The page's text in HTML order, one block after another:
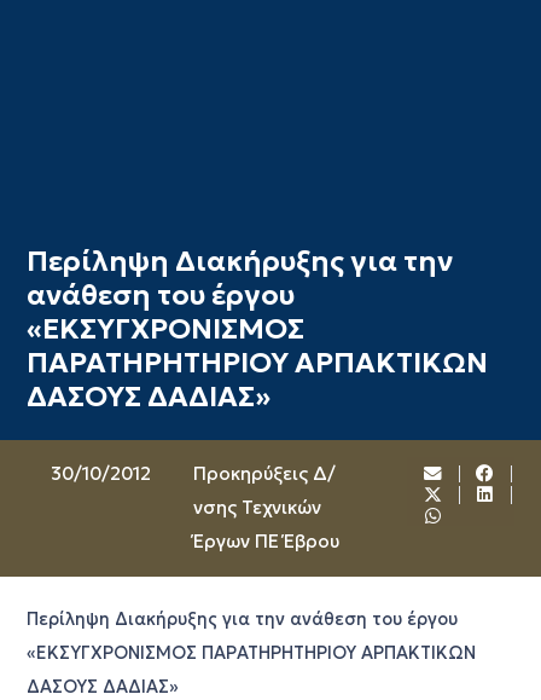
Περίληψη Διακήρυξης για την
ανάθεση του έργου
«ΕΚΣΥΓΧΡΟΝΙΣΜΟΣ
ΠΑΡΑΤΗΡΗΤΗΡΙΟΥ ΑΡΠΑΚΤΙΚΩΝ
ΔΑΣΟΥΣ ΔΑΔΙΑΣ»
30/10/2012
Προκηρύξεις Δ/
νσης Τεχνικών
Έργων ΠΕ Έβρου
Περίληψη Διακήρυξης για την ανάθεση του έργου
«ΕΚΣΥΓΧΡΟΝΙΣΜΟΣ ΠΑΡΑΤΗΡΗΤΗΡΙΟΥ ΑΡΠΑΚΤΙΚΩΝ
ΔΑΣΟΥΣ ΔΑΔΙΑΣ»